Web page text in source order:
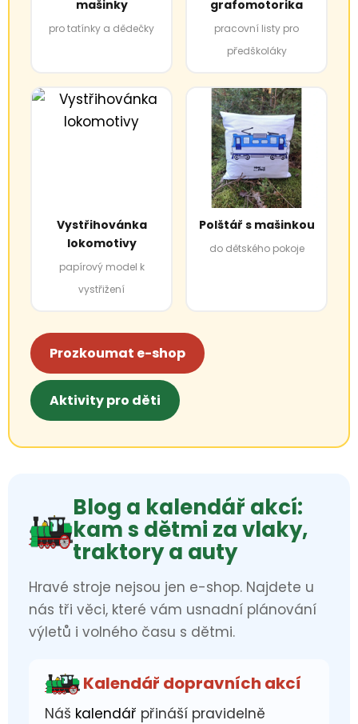
mašinky
pro tatínky a dědečky
grafomotorika
pracovní listy pro
předškoláky
Vystřihovánka
lokomotivy
papírový model k
vystřižení
Polštář s mašinkou
do dětského pokoje
Prozkoumat e-shop
Aktivity pro děti
Blog a kalendář akcí:
kam s dětmi za vlaky,
traktory a auty
Hravé stroje nejsou jen e-shop. Najdete u
nás tři věci, které vám usnadní plánování
výletů i volného času s dětmi.
Kalendář dopravních akcí
Náš kalendář přináší pravidelně